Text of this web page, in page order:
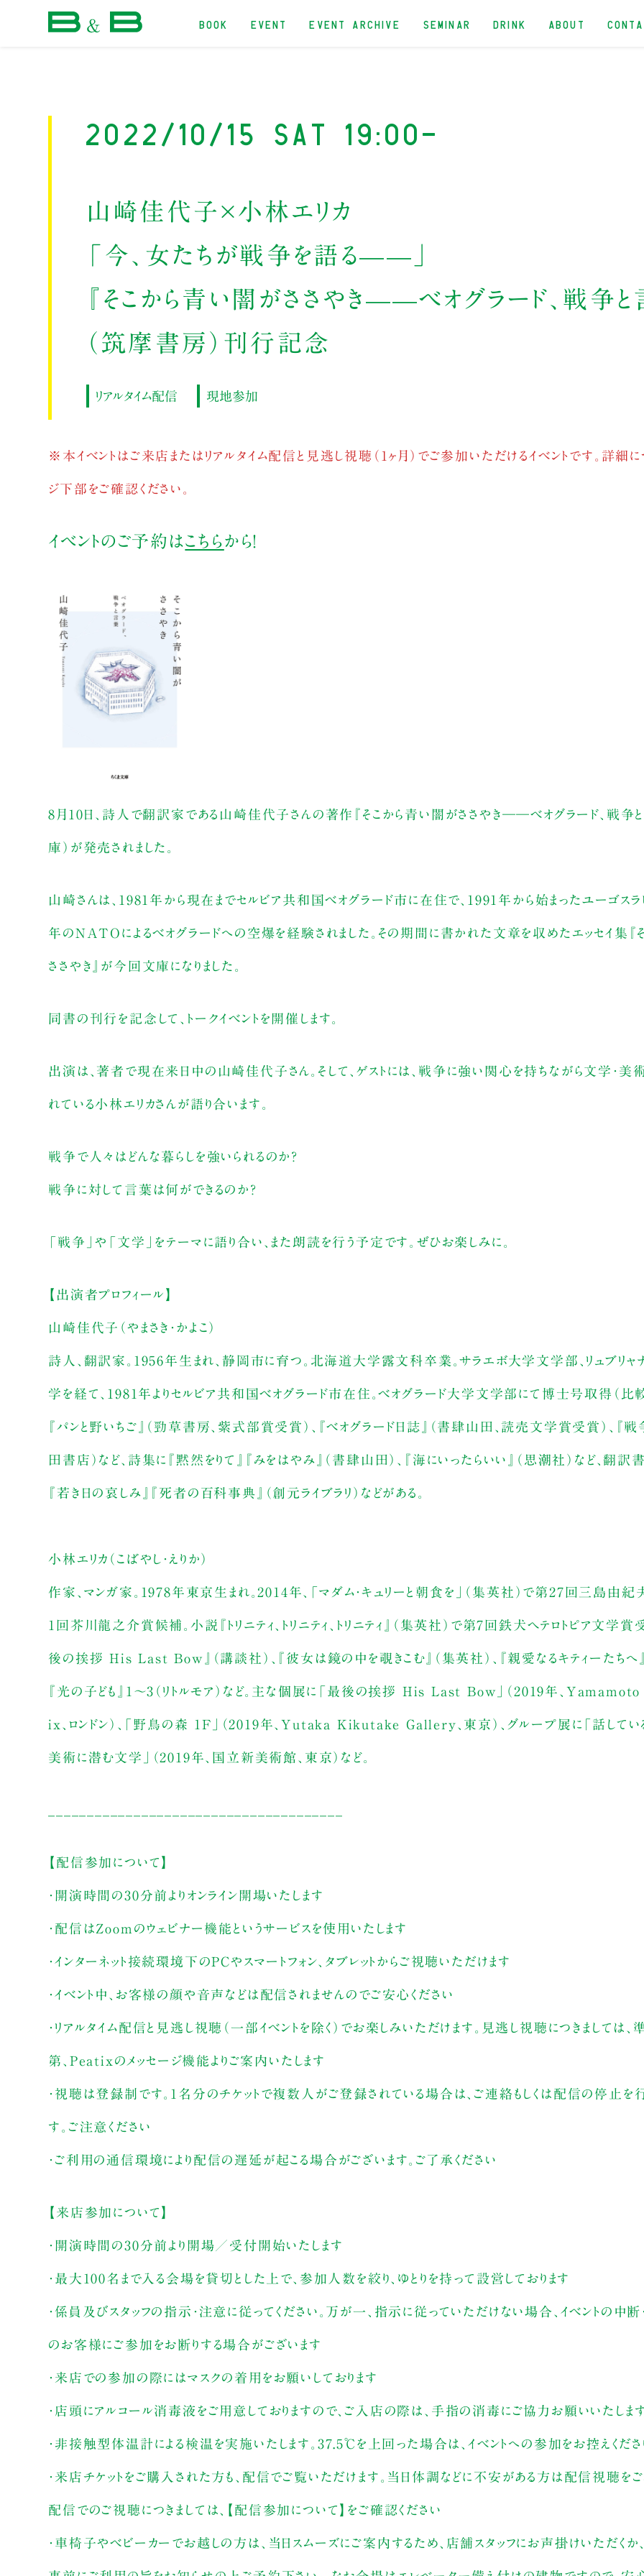
BOOK EVENT EVENT ARCHIVE SEMINAR DRINK ABOUT
2022/10/15 Sat 19:00-
山崎佳代子×小林エリカ
「今、女たちが戦争を語る——」
『そこから青い闇がささやき——ベオグラード、戦争と
（筑摩書房）刊行記念
リアルタイム配信 現地参加
※本イベントはご来店またはリアルタイム配信と見逃し視聴（1ヶ月）でご参加いただけるイベントです。詳細に
ジ下部をご確認ください。
イベントのご予約はこちらから！
8月10日、詩人で翻訳家である山崎佳代子さんの著作『そこから青い闇がささやき――ベオグラード、戦争と
庫）が発売されました。
山崎さんは、1981年から現在までセルビア共和国ベオグラード市に在住で、1991年から始まったユーゴス
年のNATOによるベオグラードへの空爆を経験されました。その期間に書かれた文章を収めたエッセイ集『
ささやき』が今回文庫になりました。
同書の刊行を記念して、トークイベントを開催します。
出演は、著者で現在来日中の山崎佳代子さん。そして、ゲストには、戦争に強い関心を持ちながら文学・美
れている小林エリカさんが語り合います。
戦争で人々はどんな暮らしを強いられるのか？
戦争に対して言葉は何ができるのか？
「戦争」や「文学」をテーマに語り合い、また朗読を行う予定です。ぜひお楽しみに。
【出演者プロフィール】
山崎佳代子（やまさき・かよこ）
詩人、翻訳家。1956年生まれ、静岡市に育つ。北海道大学露文科卒業。サラエボ大学文学部、リュブリ
学を経て、1981年よりセルビア共和国ベオグラード市在住。ベオグラード大学文学部にて博士号取得（比
『パンと野いちご』（勁草書房、紫式部賞受賞）、『ベオグラード日誌』（書肆山田、読売文学賞受賞）、『戦
田書店）など、詩集に『黙然をりて』『みをはやみ』（書肆山田）、『海にいったらいい』（思潮社）など、翻訳
『若き日の哀しみ』『死者の百科事典』（創元ライブラリ）などがある。
小林エリカ（こばやし・えりか）
作家、マンガ家。1978年東京生まれ。2014年、「マダム・キュリーと朝食を」（集英社）で第27回三島由
1回芥川龍之介賞候補。小説『トリニティ、トリニティ、トリニティ』（集英社）で第7回鉄犬ヘテロトピア文学賞
後の挨拶 His Last Bow』（講談社）、『彼女は鏡の中を覗きこむ』（集英社）、『親愛なるキティーたちへ』（
『光の子ども』1～3（リトルモア）など。主な個展に「最後の挨拶 His Last Bow」（2019年、
ix、ロンドン）、「野鳥の森 1F」（2019年、Yutaka Kikutake Gallery、東京）、グループ展に「話して
美術に潜む文学」（2019年、国立新美術館、東京）など。
【配信参加について】
・開演時間の30分前よりオンライン開場いたします
・配信はZoomのウェビナー機能というサービスを使用いたします
・インターネット接続環境下のPCやスマートフォン、タブレットからご視聴いただけます
・イベント中、お客様の顔や音声などは配信されませんのでご安心ください
・リアルタイム配信と見逃し視聴（一部イベントを除く）でお楽しみいただけます。見逃し視聴につきましては
第、Peatixのメッセージ機能よりご案内いたします
・視聴は登録制です。1名分のチケットで複数人がご登録されている場合は、ご連絡もしくは配信の停止を行
す。ご注意ください
・ご利用の通信環境により配信の遅延が起こる場合がございます。ご了承ください
【来店参加について】
・開演時間の30分前より開場／受付開始いたします
・最大100名まで入る会場を貸切とした上で、参加人数を絞り、ゆとりを持って設営しております
・係員及びスタッフの指示・注意に従ってください。万が一、指示に従っていただけない場合、イベントの中断
のお客様にご参加をお断りする場合がございます
・来店での参加の際にはマスクの着用をお願いしております
・店頭にアルコール消毒液をご用意しておりますので、ご入店の際は、手指の消毒にご協力お願いいたしま
・非接触型体温計による検温を実施いたします。37.5℃を上回った場合は、イベントへの参加をお控えくださ
・来店チケットをご購入された方も、配信でご覧いただけます。当日体調などに不安がある方は配信視聴をご
配信でのご視聴につきましては、【配信参加について】をご確認ください
・車椅子やベビーカーでお越しの方は、当日スムーズにご案内するため、店舗スタッフにお声掛けいただくか